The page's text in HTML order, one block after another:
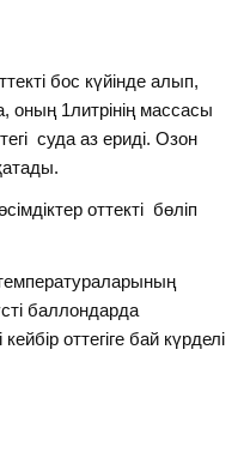
бос күйінде алып,
оның 1литрінің массасы
суда аз ериді. Озон
оттекті бөліп
баллондарда
оттегіге бай күрделі